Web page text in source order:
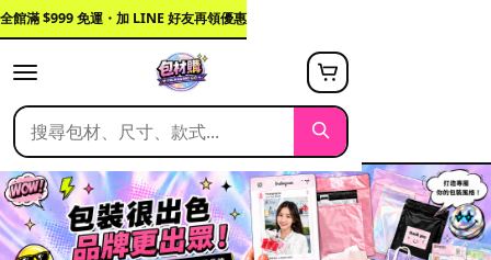
全館滿 $999 免運・加 LINE 好友再領優惠